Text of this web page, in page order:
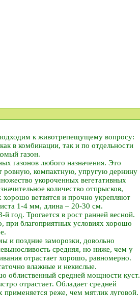
к животрепещущему вопросу:
в комбинации, так и по отдельности
газон.
газонов любого назначения. Это
ровную, компактную, упругую дернину
укороченных вегетативных
количество отпрысков,
ветвятся и прочно укрепляют
1-4 мм, длина – 20-30 см.
год. Трогается в рост ранней весной.
при благоприятных условиях хорошо
и поздние заморозки, довольно
средняя, но ниже, чем у
отрастает хорошо, равномерно.
влажные и некислые.
облиственный средней мощности куст.
отрастает. Обладает средней
применяется реже, чем мятлик луговой.